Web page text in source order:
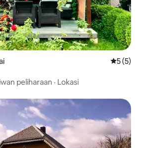
5 (5)
peliharaan · Lokasi